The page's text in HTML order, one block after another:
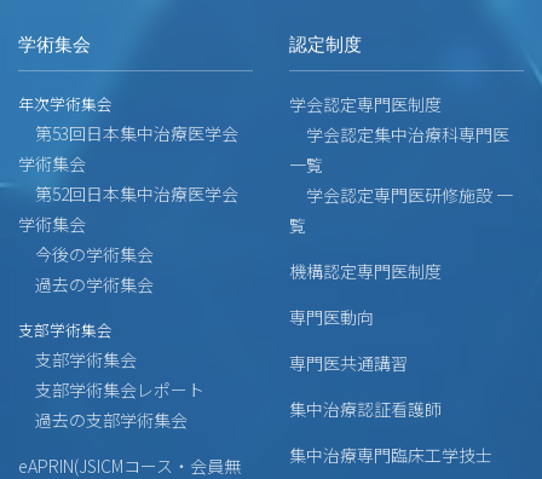
学術集会
年次学術集会
第53回日本集中治療医学会
学術集会
第52回日本集中治療医学会
学術集会
今後の学術集会
過去の学術集会
支部学術集会
支部学術集会
支部学術集会レポート
過去の支部学術集会
eAPRIN(JSICMコース・会員無
認定制度
学会認定専門医制度
学会認定集中治療科専門医
一覧
学会認定専門医研修施設 一
覧
機構認定専門医制度
専門医動向
専門医共通講習
集中治療認証看護師
集中治療専門臨床工学技士